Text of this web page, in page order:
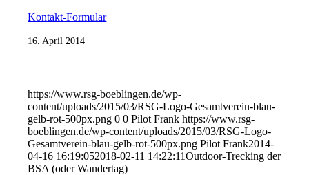
Kontakt-Formular
16. April 2014
https://www.rsg-boeblingen.de/wp-
content/uploads/2015/03/RSG-Logo-Gesamtverein-blau-
gelb-rot-500px.png 0 0 Pilot Frank https://www.rsg-
boeblingen.de/wp-content/uploads/2015/03/RSG-Logo-
Gesamtverein-blau-gelb-rot-500px.png Pilot Frank2014-
04-16 16:19:052018-02-11 14:22:11Outdoor-Trecking der
BSA (oder Wandertag)